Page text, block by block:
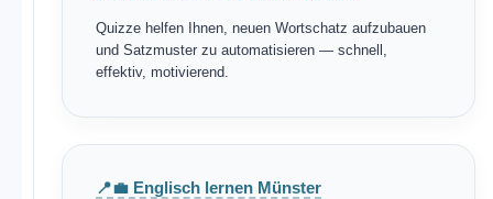
Quizze helfen Ihnen, neuen Wortschatz aufzubauen
und Satzmuster zu automatisieren — schnell,
effektiv, motivierend.
📍💼 Englisch lernen Münster